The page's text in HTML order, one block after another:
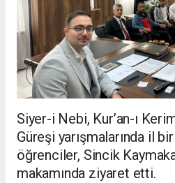
Siyer-i Nebi, Kur’an-ı
Güreşi yarışmalarında il
öğrenciler, Sincik
makamında ziyaret etti.